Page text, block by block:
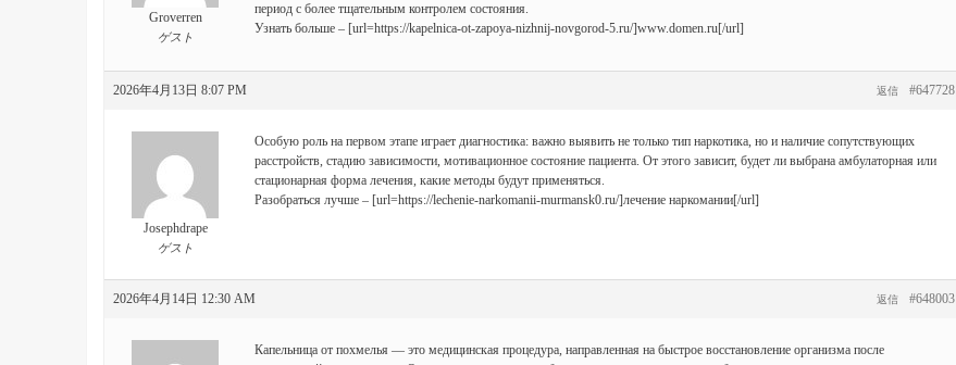
Groverren
ゲスト
период с более тщательным контролем состояния.
Узнать больше – [url=https://kapelnica-ot-zapoya-nizhnij-novgorod-5.ru/]www.domen.ru[/url]
2026年4月13日 8:07 PM #647728
返信
Josephdrape
ゲスト
Особую роль на первом этапе играет диагностика: важно выявить не только тип наркотика, но и наличие сопутствующих
расстройств, стадию зависимости, мотивационное состояние пациента. От этого зависит, будет ли выбрана амбулаторная или
стационарная форма лечения, какие методы будут применяться.
Разобраться лучше – [url=https://lechenie-narkomanii-murmansk0.ru/]лечение наркомании[/url]
2026年4月14日 12:30 AM #648003
返信
Капельница от похмелья — это медицинская процедура, направленная на быстрое восстановление организма после